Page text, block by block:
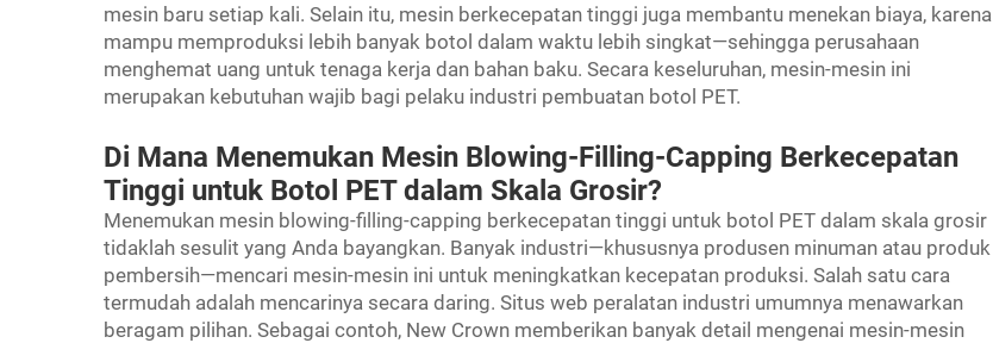
mesin baru setiap kali. Selain itu, mesin berkecepatan tinggi juga membantu menekan biaya, karena
mampu memproduksi lebih banyak botol dalam waktu lebih singkat—sehingga perusahaan
menghemat uang untuk tenaga kerja dan bahan baku. Secara keseluruhan, mesin-mesin ini
merupakan kebutuhan wajib bagi pelaku industri pembuatan botol PET.
Di Mana Menemukan Mesin Blowing-Filling-Capping Berkecepatan
Tinggi untuk Botol PET dalam Skala Grosir?
Menemukan mesin blowing-filling-capping berkecepatan tinggi untuk botol PET dalam skala grosir
tidaklah sesulit yang Anda bayangkan. Banyak industri—khususnya produsen minuman atau produk
pembersih—mencari mesin-mesin ini untuk meningkatkan kecepatan produksi. Salah satu cara
termudah adalah mencarinya secara daring. Situs web peralatan industri umumnya menawarkan
beragam pilihan. Sebagai contoh, New Crown memberikan banyak detail mengenai mesin-mesin